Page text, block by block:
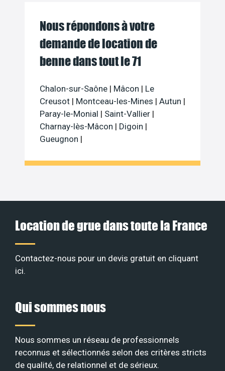
Nous répondons à votre
demande de location de
benne dans tout le 71
Chalon-sur-Saône | Mâcon | Le
Creusot | Montceau-les-Mines | Autun |
Paray-le-Monial | Saint-Vallier |
Charnay-lès-Mâcon | Digoin |
Gueugnon |
Location de grue dans toute la France
Contactez-nous pour un devis gratuit en cliquant
ici.
Qui sommes nous
Nous sommes un réseau de professionnels
reconnus et sélectionnés selon des critères stricts
de qualité, de relationnel et de sérieux.